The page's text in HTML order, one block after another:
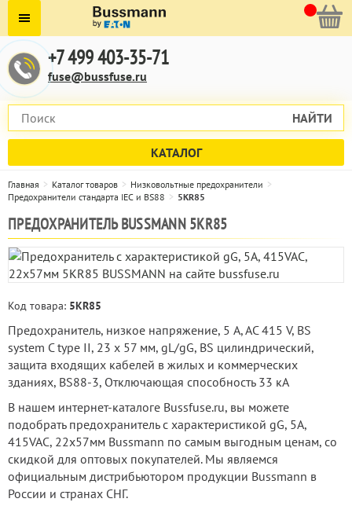
+7 499 403-35-71
fuse@bussfuse.ru
НАЙТИ
КАТАЛОГ
Главная Каталог товаров
Низковольтные предохранители
Предохранители стандарта IEC и BS88
5KR85
ПРЕДОХРАНИТЕЛЬ BUSSMANN 5KR85
Код товара: 5KR85
Предохранитель, низкое напряжение, 5 A, AC 415 V, BS
system C type II, 23 x 57 мм, gL/gG, BS цилиндрический,
защита входящих кабелей в жилых и коммерческих
зданиях, BS88-3, Отключающая способность 33 кА
В нашем интернет-каталоге Bussfuse.ru, вы можете
подобрать предохранитель с характеристикой gG, 5А,
415VAC, 22х57мм Bussmann по самым выгодным ценам, со
скидкой для оптовых покупателей. Мы являемся
официальным дистрибьютором продукции Bussmann в
России и странах СНГ.